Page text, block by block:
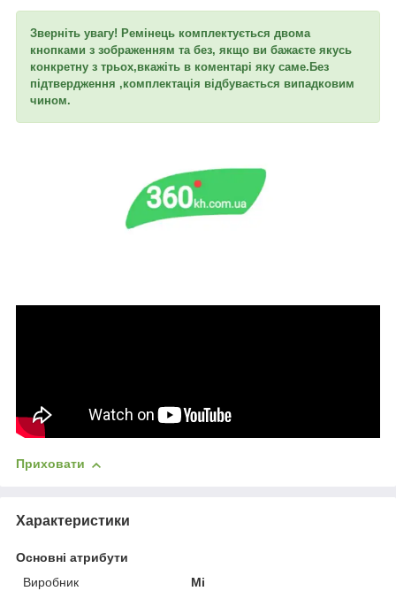
Зверніть увагу! Ремінець комплектується двома
кнопками з зображенням та без, якщо ви бажаєте якусь
конкретну з трьох,вкажіть в коментарі яку саме.Без
підтвердження ,комплектація відбувається випадковим
чином.
Приховати
Характеристики
Основні атрибути
Виробник
Mi